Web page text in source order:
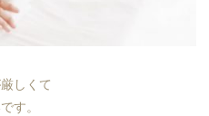
しくて
す。